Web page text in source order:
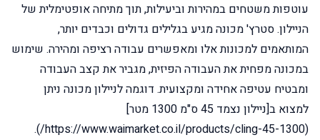
עוטפות משטחים במהירות וביעילות, תוך מתיחה אופטימלית של
הניילון. סטרץ' מכונה מגיע בגלילים גדולים וכבדים יותר,
המותאמים למכונות אלו ומאפשרים עבודה רציפה ומהירה. שימוש
במכונה מפחית את העבודה הפיזית, מגביר את קצב העבודה
ומבטיח עטיפה אחידה ומקצועית. דוגמה לניילון מכונה ניתן
למצוא ב[ניילון נצמד 45 ס"מ 1300 מטר]
(https://www.waimarket.co.il/products/cling-45-1300/).